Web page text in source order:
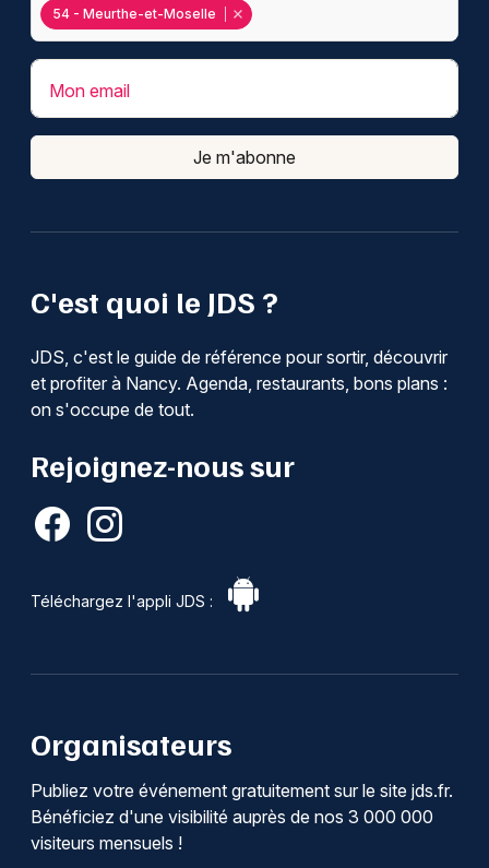
C'est quoi le JDS ?
JDS, c'est le guide de référence pour sortir, découvrir
et profiter à Nancy. Agenda, restaurants, bons plans :
on s'occupe de tout.
Rejoignez-nous sur
Téléchargez l'appli JDS :
54 - Meurthe-et-Moselle
Mon email
Je m'abonne
Organisateurs
Publiez votre événement gratuitement sur le site jds.fr.
Bénéficiez d'une visibilité auprès de nos 3 000 000
visiteurs mensuels !